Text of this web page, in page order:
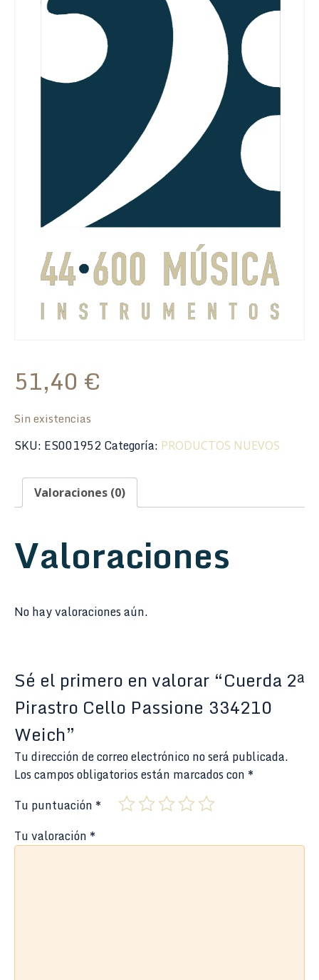
51,40 €
Sin existencias
SKU: ES001952Categoría: PRODUCTOS NUEVOS
Valoraciones (0)
Valoraciones
No hay valoraciones aún.
Sé el primero en valorar “Cuerda 2ª
Pirastro Cello Passione 334210
Weich”
Tu dirección de correo electrónico no será publicada.
Los campos obligatorios están marcados con *
Tu puntuación *
Tu valoración *